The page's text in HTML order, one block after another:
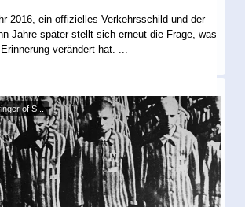
2016, ein offizielles Verkehrsschild und der
Jahre später stellt sich erneut die Frage, was
verändert hat. ...
of S...